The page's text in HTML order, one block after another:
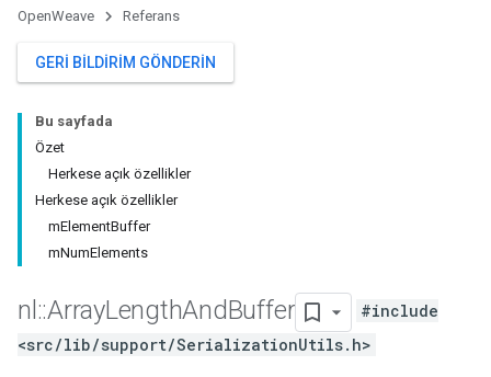
OpenWeave Referans
GERI BILDIRIM GÖNDERIN
Bu sayfada
Özet
Herkese açık özellikler
Herkese açık özellikler
mElementBuffer
mNumElements
nl ::ArrayLengthAndBuffer
#include
<src/lib/support/SerializationUtils.h>